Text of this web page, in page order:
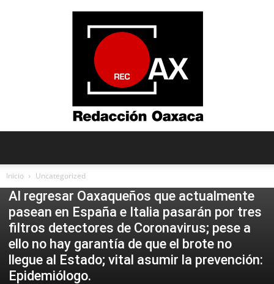
Oaxaca
Inicio Uncategorized
Uncategorized
Al regresar Oaxaqueños que actualmente
pasean en España e Italia pasarán por tres
filtros detectores de Coronavirus; pese a
ello no hay garantía de que el brote no
llegue al Estado; vital asumir la prevención:
Epidemiólogo.